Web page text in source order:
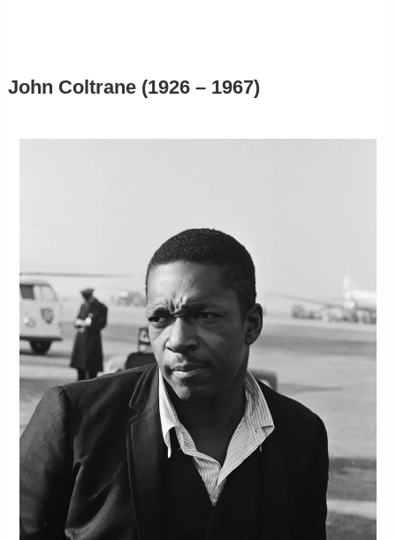
John Coltrane (1926 – 1967)